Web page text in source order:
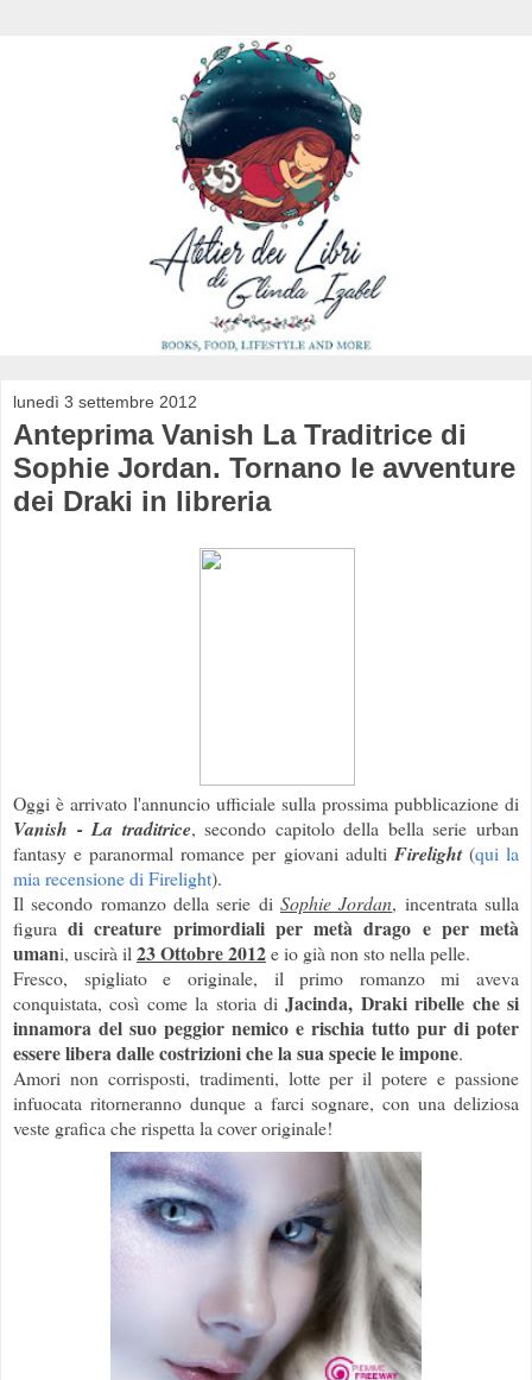
lunedì 3 settembre 2012
Anteprima Vanish La Traditrice di
Sophie Jordan. Tornano le avventure
dei Draki in libreria
Oggi è arrivato l'annuncio ufficiale sulla prossima pubblicazione di
Vanish - La traditrice, secondo capitolo della bella serie urban
fantasy e paranormal romance per giovani adulti Firelight (qui la
mia recensione di Firelight).
Il secondo romanzo della serie di Sophie Jordan, incentrata sulla
figuradi creature primordiali per metà drago e per metà
umani, uscirà il 23 Ottobre 2012e io già non sto nella pelle.
Fresco, spigliato e originale, il primo romanzo mi aveva
conquistata, così come la storia diJacinda, Draki ribelle che si
innamora del suo peggior nemico e rischia tutto pur di poter
essere libera dalle costrizioni che la sua specie le impone.
Amori non corrisposti, tradimenti, lotte per il potere e passione
infuocata ritorneranno dunque a farci sognare, con una deliziosa
veste grafica che rispetta la cover originale!